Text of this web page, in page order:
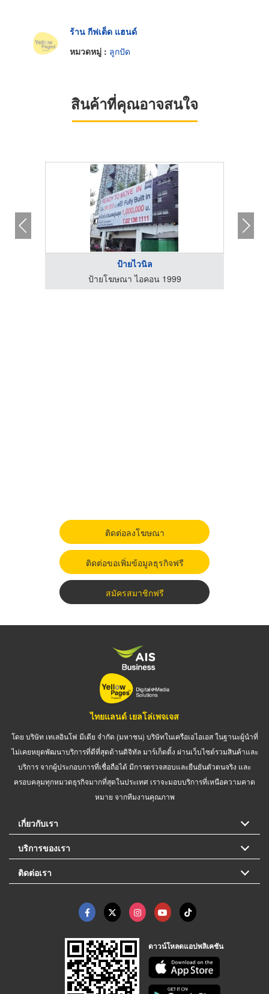
ร้าน กีฟเต็ด แฮนด์
หมวดหมู่ : ลูกปัด
สินค้าที่คุณอาจสนใจ
ป้ายไวนิล
ป้ายโฆษณา ไอคอน 1999
ติดต่อลงโฆษณา
ติดต่อขอเพิ่มข้อมูลธุรกิจฟรี
สมัครสมาชิกฟรี
ไทยแลนด์ เยลโล่เพจเจส
โดย บริษัท เทเลอินโฟ มีเดีย จำกัด (มหาชน) บริษัทในเครือเอไอเอส ในฐานะผู้นำที่
ไม่เคยหยุดพัฒนาบริการที่ดีที่สุดด้านดิจิทัล มาร์เก็ตติ้ง ผ่านเว็บไซต์รวมสินค้าและ
บริการ จากผู้ประกอบการที่เชื่อถือได้ มีการตรวจสอบและยืนยันตัวตนจริง และ
ครอบคลุมทุกหมวดธุรกิจมากที่สุดในประเทศ เราจะมอบบริการที่เหนือความคาด
หมาย จากทีมงานคุณภาพ
เกี่ยวกับเรา
บริการของเรา
ติดต่อเรา
ดาวน์โหลดแอปพลิเคชัน